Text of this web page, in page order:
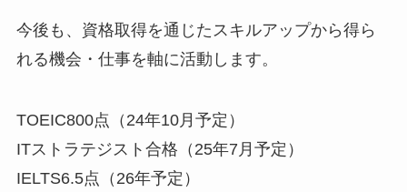
今後も、資格取得を通じたスキルアップから得ら
れる機会・仕事を軸に活動します。
TOEIC800点（24年10月予定）
ITストラテジスト合格（25年7月予定）
IELTS6.5点（26年予定）